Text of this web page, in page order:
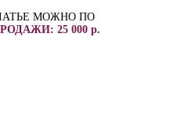
МОЖНО ПО
25 000 р.